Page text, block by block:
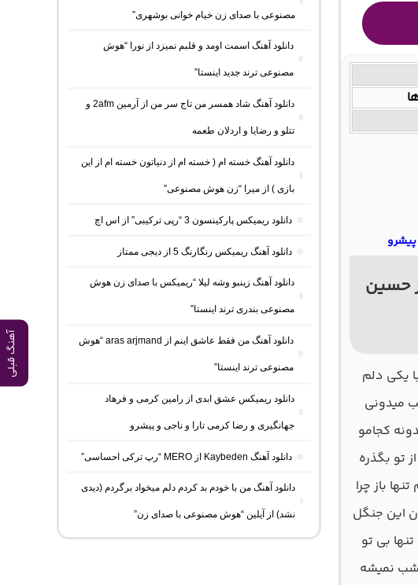
آهنگ قبلی
پیشرو
حسین
ﻳﻜﻰ دﻟﻢ
ﻣﻴﺪوﻧﻰ
ﻛﺠﺎﻣﻮ
ﺗﻮ ﺑﮕﺬره
ﺑﺎز ﭼﺮا
اﻳﻦ ﺟﻨﮕﻞ
ﺑﻰ ﺗﻮ
ﺷﺐ ﻧﻤﻴﺸﻪ
مصنوعی با صدای زن خیام خوانی بوشهری”
دانلود آهنگ اسمت اومد و قلبم نمیزد از نورا “هوش
مصنوعی ترند جدید اینستا”
دانلود آهنگ شاد همسر من تاج سر من از آرمین 2afm و
تتلو و رضایا و اردلان طعمه
دانلود آهنگ خسته ام ( خسته ام از دنیاتون خسته ام از این
بازی ) از میرا “زن هوش مصنوعی”
دانلود ریمیکس پارکینسون 3 “رپی ترکیبی” از اس اچ
دانلود آهنگ ریمیکس رنگارنگ 5 از دیجی ممتاز
دانلود آهنگ زینبو وشه لیلا “ریمیکس با صدای زن هوش
مصنوعی بندری ترند اینستا”
دانلود آهنگ من فقط عاشق اینم از aras arjmand “هوش
مصنوعی ترند اینستا”
دانلود ریمیکس عشق ابدی از رامین کرمی و فرهاد
جهانگیری و رضا کرمی تارا و ناجی و پیشرو
دانلود آهنگ Kaybeden از MERO “رپ ترکی احساسی”
دانلود آهنگ من با خودم بد کردم دلم میخواد برگردم (دیدی
نشد) از آیلین “هوش مصنوعی با صدای زن”